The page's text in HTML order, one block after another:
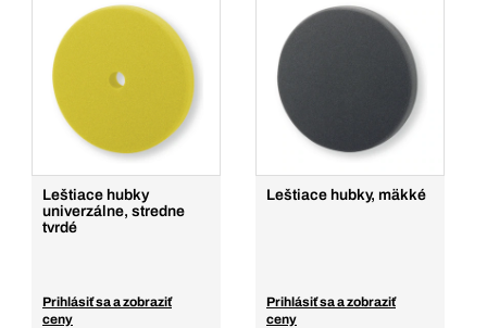
Leštiace hubky
univerzálne, stredne
tvrdé
Prihlásiť sa a zobraziť
ceny
Leštiace hubky, mäkké
Prihlásiť sa a zobraziť
ceny